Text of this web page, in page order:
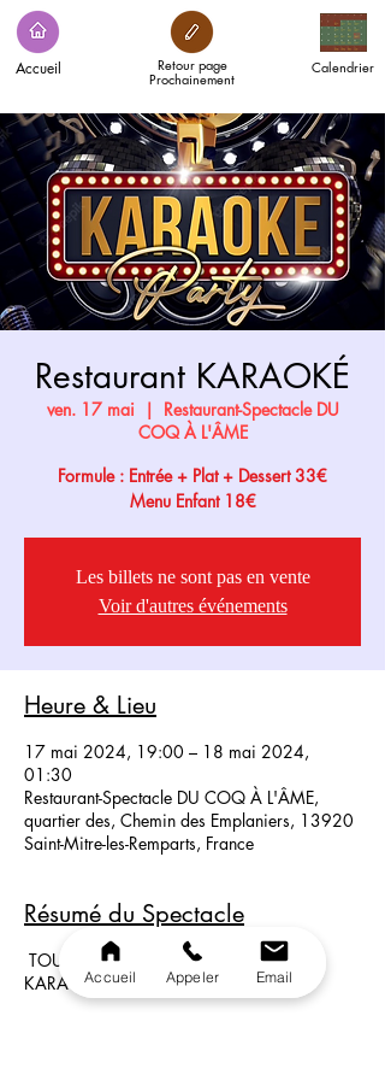
Accueil Calendrier
Retour page
Prochainement
Restaurant KARAOKÉ
ven. 17 mai
  |
Restaurant-Spectacle DU
COQ À L'ÂME
Formule : Entrée + Plat + Dessert 33€
Menu Enfant 18€
Les billets ne sont pas en vente
Voir d'autres événements
Heure & Lieu
17 mai 2024, 19:00 – 18 mai 2024,
01:30
Restaurant-Spectacle DU COQ À L'ÂME,
quartier des, Chemin des Emplaniers, 13920
Saint-Mitre-les-Remparts, France
Résumé du Spectacle
TOUS LES VENDREDIS SOIR C'EST
KARAOKÉ & SCÈNE OUVERTE
Accueil Appeler Email